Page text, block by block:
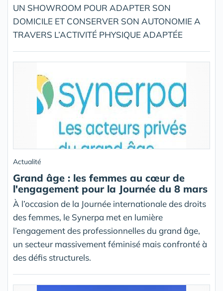
UN SHOWROOM POUR ADAPTER SON
DOMICILE ET CONSERVER SON AUTONOMIE A
TRAVERS L’ACTIVITÉ PHYSIQUE ADAPTÉE
Actualité
Grand âge : les femmes au cœur de
l'engagement pour la Journée du 8 mars
À l’occasion de la Journée internationale des droits
des femmes, le Synerpa met en lumière
l’engagement des professionnelles du grand âge,
un secteur massivement féminisé mais confronté à
des défis structurels.